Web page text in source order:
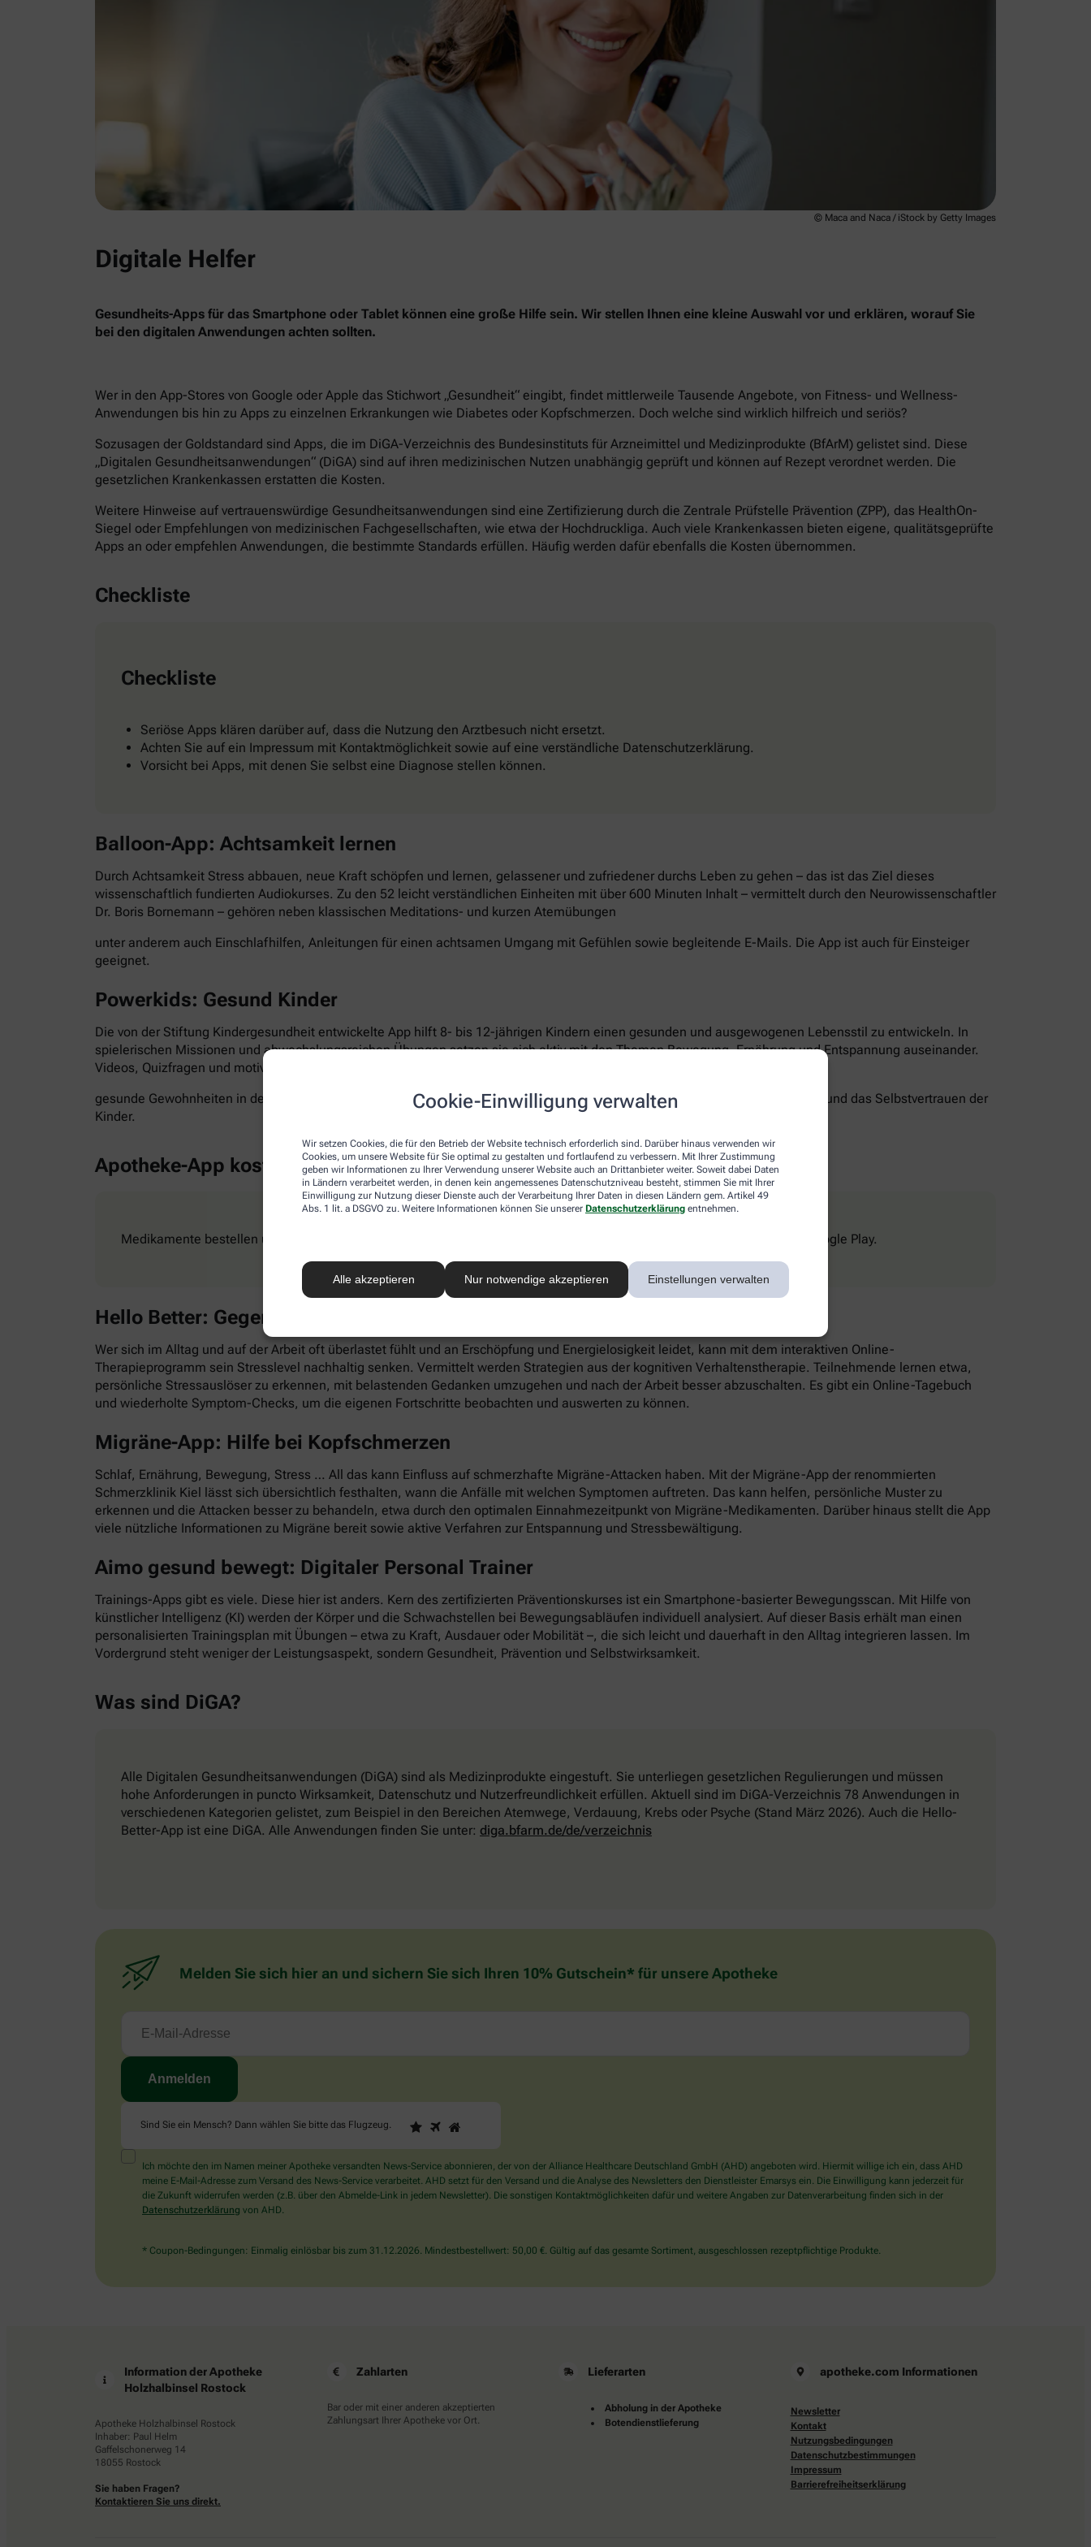
Cookie-Einwilligung verwalten
Wir setzen Cookies, die für den Betrieb der Website technisch erforderlich sind. Darüber hinaus verwenden wir
Cookies, um unsere Website für Sie optimal zu gestalten und fortlaufend zu verbessern. Mit Ihrer Zustimmung
geben wir Informationen zu Ihrer Verwendung unserer Website auch an Drittanbieter weiter. Soweit dabei Daten
in Ländern verarbeitet werden, in denen kein angemessenes Datenschutzniveau besteht, stimmen Sie mit Ihrer
Einwilligung zur Nutzung dieser Dienste auch der Verarbeitung Ihrer Daten in diesen Ländern gem. Artikel 49
Abs. 1 lit. a DSGVO zu. Weitere Informationen können Sie unserer Datenschutzerklärung entnehmen.
Alle akzeptieren Nur notwendige akzeptieren Einstellungen verwalten
© Maca and Naca / iStock by Getty Images
Digitale Helfer
Gesundheits-Apps für das Smartphone oder Tablet können eine große Hilfe sein. Wir stellen Ihnen eine kleine Auswahl vor und erklären, worauf Sie
bei den digitalen Anwendungen achten sollten.
Wer in den App-Stores von Google oder Apple das Stichwort „Gesundheit“ eingibt, findet mittlerweile Tausende Angebote, von Fitness- und Wellness-
Anwendungen bis hin zu Apps zu einzelnen Erkrankungen wie Diabetes oder Kopfschmerzen. Doch welche sind wirklich hilfreich und seriös?
Sozusagen der Goldstandard sind Apps, die im DiGA-Verzeichnis des Bundesinstituts für Arzneimittel und Medizinprodukte (BfArM) gelistet sind. Diese
„Digitalen Gesundheitsanwendungen“ (DiGA) sind auf ihren medizinischen Nutzen unabhängig geprüft und können auf Rezept verordnet werden. Die
gesetzlichen Krankenkassen erstatten die Kosten.
Weitere Hinweise auf vertrauenswürdige Gesundheitsanwendungen sind eine Zertifizierung durch die Zentrale Prüfstelle Prävention (ZPP), das HealthOn-
Siegel oder Empfehlungen von medizinischen Fachgesellschaften, wie etwa der Hochdruckliga. Auch viele Krankenkassen bieten eigene, qualitätsgeprüfte
Apps an oder empfehlen Anwendungen, die bestimmte Standards erfüllen. Häufig werden dafür ebenfalls die Kosten übernommen.
Checkliste
Checkliste
Seriöse Apps klären darüber auf, dass die Nutzung den Arztbesuch nicht ersetzt.
Achten Sie auf ein Impressum mit Kontaktmöglichkeit sowie auf eine verständliche Datenschutzerklärung.
Vorsicht bei Apps, mit denen Sie selbst eine Diagnose stellen können.
Balloon-App: Achtsamkeit lernen
Durch Achtsamkeit Stress abbauen, neue Kraft schöpfen und lernen, gelassener und zufriedener durchs Leben zu gehen – das ist das Ziel dieses
wissenschaftlich fundierten Audiokurses. Zu den 52 leicht verständlichen Einheiten mit über 600 Minuten Inhalt – vermittelt durch den Neurowissenschaftler
Dr. Boris Bornemann – gehören neben klassischen Meditations- und kurzen Atemübungen
unter anderem auch Einschlafhilfen, Anleitungen für einen achtsamen Umgang mit Gefühlen sowie begleitende E-Mails. Die App ist auch für Einsteiger
geeignet.
Powerkids: Gesund Kinder
Die von der Stiftung Kindergesundheit entwickelte App hilft 8- bis 12-jährigen Kindern einen gesunden und ausgewogenen Lebensstil zu entwickeln. In
spielerischen Missionen und abwechslungsreichen Übungen setzen sie sich aktiv mit den Themen Bewegung, Ernährung und Entspannung auseinander.
Videos, Quizfragen und motivierende Aufgaben laden dazu ein, Neues auszuprobieren und
gesunde Gewohnheiten in den Alltag zu integrieren. Gleichzeitig fördert die App die Selbstwahrnehmung, Eigenverantwortung und das Selbstvertrauen der
Kinder.
Apotheke-App kostenlos
Medikamente bestellen und Rezepte ganz einfach digital einlösen: Die apotheke.com-App gibt’s im App Store und bei Google Play.
Hello Better: Gegen Stress & Burnout
Wer sich im Alltag und auf der Arbeit oft überlastet fühlt und an Erschöpfung und Energielosigkeit leidet, kann mit dem interaktiven Online-
Therapieprogramm sein Stresslevel nachhaltig senken. Vermittelt werden Strategien aus der kognitiven Verhaltenstherapie. Teilnehmende lernen etwa,
persönliche Stressauslöser zu erkennen, mit belastenden Gedanken umzugehen und nach der Arbeit besser abzuschalten. Es gibt ein Online-Tagebuch
und wiederholte Symptom-Checks, um die eigenen Fortschritte beobachten und auswerten zu können.
Migräne-App: Hilfe bei Kopfschmerzen
Schlaf, Ernährung, Bewegung, Stress … All das kann Einfluss auf schmerzhafte Migräne-Attacken haben. Mit der Migräne-App der renommierten
Schmerzklinik Kiel lässt sich übersichtlich festhalten, wann die Anfälle mit welchen Symptomen auftreten. Das kann helfen, persönliche Muster zu
erkennen und die Attacken besser zu behandeln, etwa durch den optimalen Einnahmezeitpunkt von Migräne-Medikamenten. Darüber hinaus stellt die App
viele nützliche Informationen zu Migräne bereit sowie aktive Verfahren zur Entspannung und Stressbewältigung.
Aimo gesund bewegt: Digitaler Personal Trainer
Trainings-Apps gibt es viele. Diese hier ist anders. Kern des zertifizierten Präventionskurses ist ein Smartphone-basierter Bewegungsscan. Mit Hilfe von
künstlicher Intelligenz (KI) werden der Körper und die Schwachstellen bei Bewegungsabläufen individuell analysiert. Auf dieser Basis erhält man einen
personalisierten Trainingsplan mit Übungen – etwa zu Kraft, Ausdauer oder Mobilität –, die sich leicht und dauerhaft in den Alltag integrieren lassen. Im
Vordergrund steht weniger der Leistungsaspekt, sondern Gesundheit, Prävention und Selbstwirksamkeit.
Was sind DiGA?
Alle Digitalen Gesundheitsanwendungen (DiGA) sind als Medizinprodukte eingestuft. Sie unterliegen gesetzlichen Regulierungen und müssen
hohe Anforderungen in puncto Wirksamkeit, Datenschutz und Nutzerfreundlichkeit erfüllen. Aktuell sind im DiGA-Verzeichnis 78 Anwendungen in
verschiedenen Kategorien gelistet, zum Beispiel in den Bereichen Atemwege, Verdauung, Krebs oder Psyche (Stand März 2026). Auch die Hello-
Better-App ist eine DiGA. Alle Anwendungen finden Sie unter: diga.bfarm.de/de/verzeichnis
Melden Sie sich hier an und sichern Sie sich Ihren 10% Gutschein* für unsere Apotheke
Sind Sie ein Mensch? Dann wählen Sie bitte das Flugzeug.
Sind
Sie
Mensch?
Dann
wählen
Flugzeug.
1 2
Ich möchte den im Namen meiner Apotheke versandten News-Service abonnieren, der von der Alliance Healthcare Deutschland GmbH (AHD) angeboten wird. Hiermit willige ich ein, dass AHD
meine E-Mail-Adresse zum Versand des News-Service verarbeitet. AHD setzt für den Versand und die Analyse des Newsletters den Dienstleister Emarsys ein. Die Einwilligung kann jederzeit für
die Zukunft widerrufen werden (z.B. über den Abmelde-Link in jedem Newsletter). Die sonstigen Kontaktmöglichkeiten dafür und weitere Angaben zur Datenverarbeitung finden sich in der
Datenschutzerklärung von AHD.
* Coupon-Bedingungen: Einmalig einlösbar bis zum 31.12.2026. Mindestbestellwert: 50,00 €. Gültig auf das gesamte Sortiment, ausgeschlossen rezeptpflichtige Produkte.
Information der Apotheke
Holzhalbinsel Rostock
Apotheke Holzhalbinsel Rostock
Inhaber: Paul Helm
Gaffelschonerweg 14
18055 Rostock
Sie haben Fragen?
Kontaktieren Sie uns direkt.
Zahlarten
Bar oder mit einer anderen akzeptierten
Zahlungsart Ihrer Apotheke vor Ort.
Lieferarten
Abholung in der Apotheke
Botendienstlieferung
apotheke.com Informationen
Newsletter
Kontakt
Nutzungsbedingungen
Datenschutzbestimmungen
Impressum
Barrierefreiheitserklärung